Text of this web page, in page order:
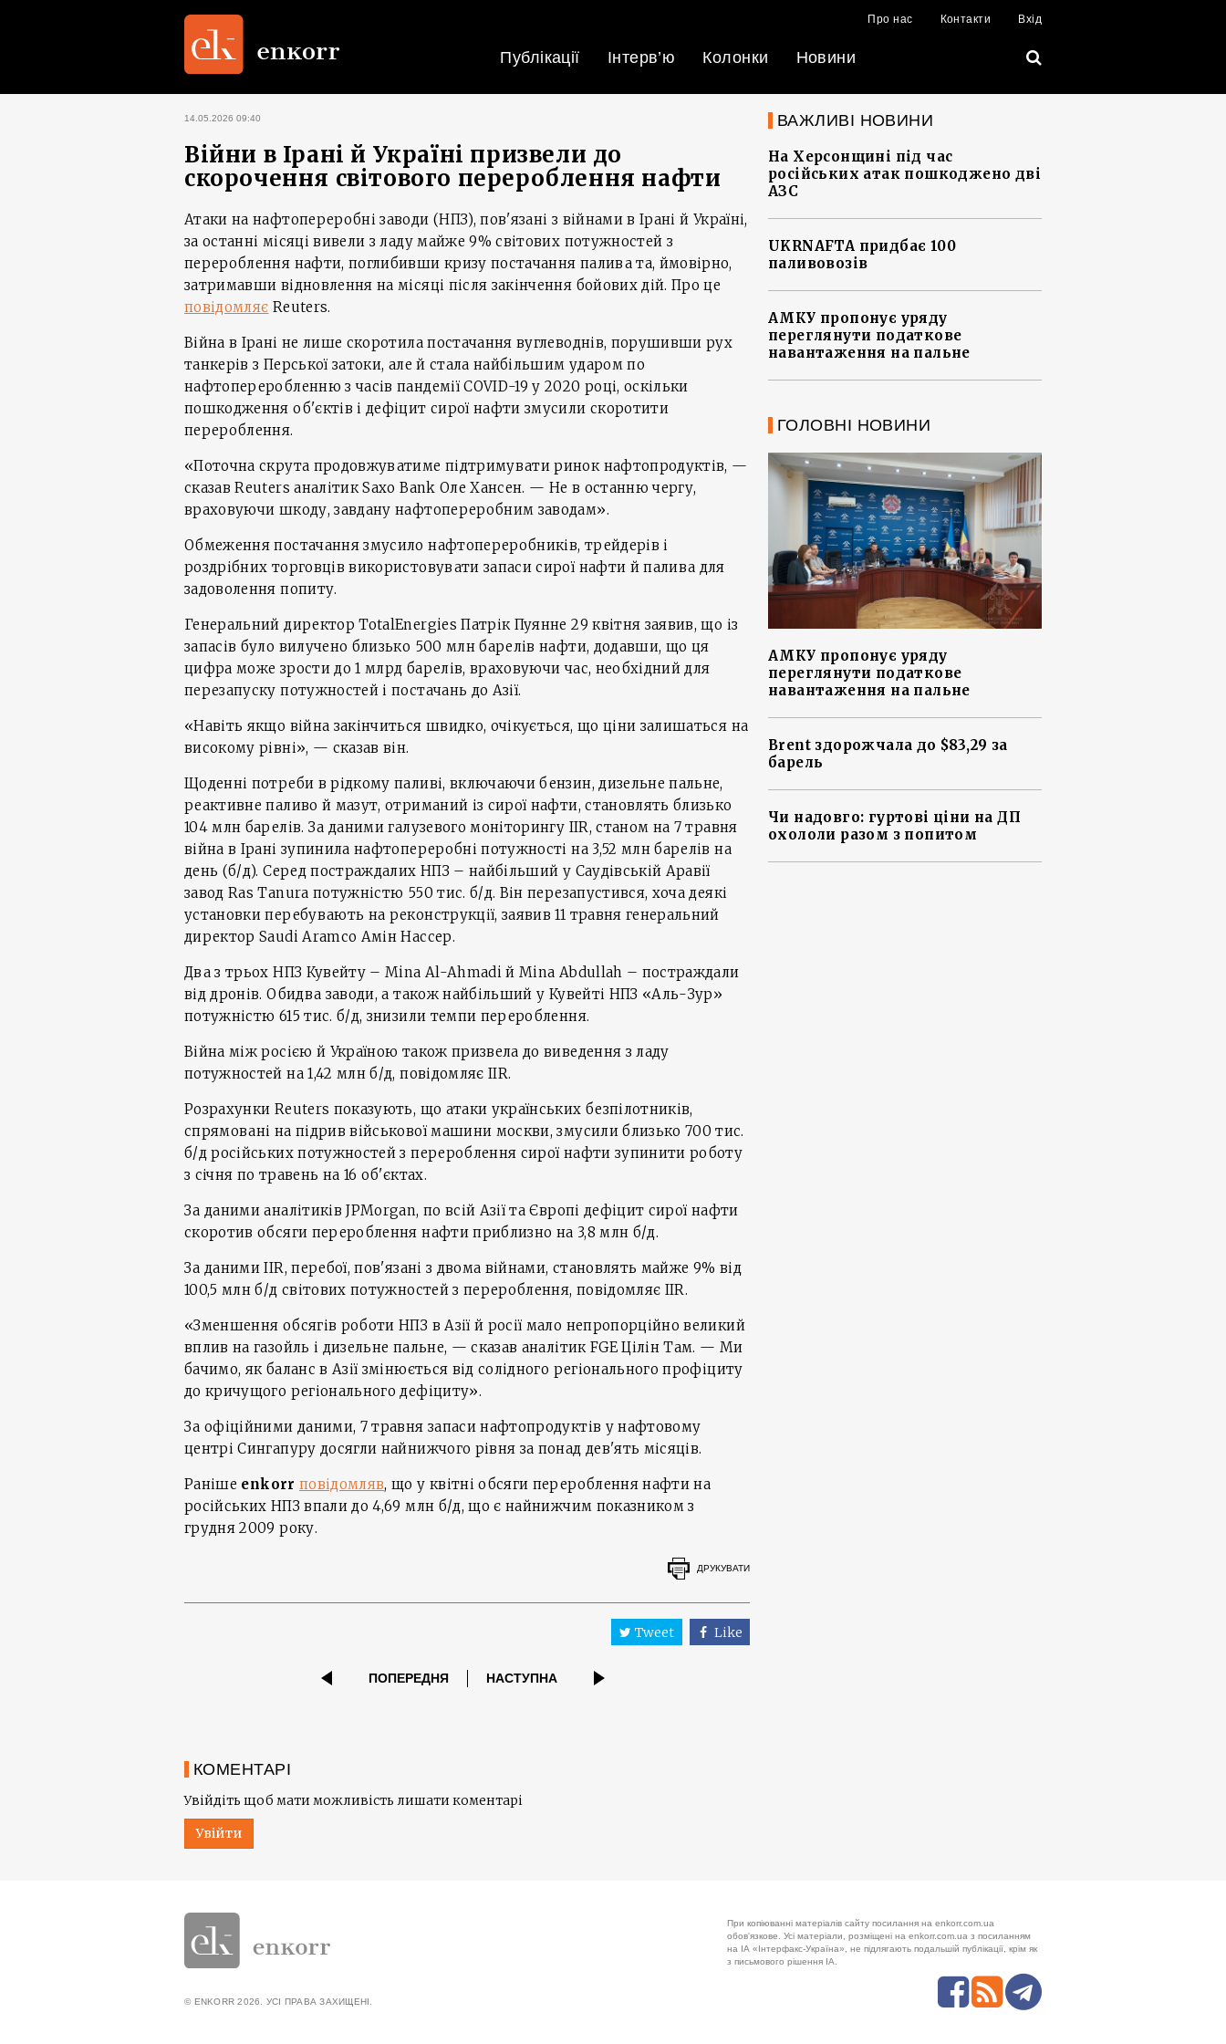
Про нас Контакти Вхід
Публікації Інтерв’ю Колонки Новини
14.05.2026 09:40
Війни в Ірані й Україні призвели до
скорочення світового перероблення нафти
Атаки на нафтопереробні заводи (НПЗ), пов'язані з війнами в Ірані й Україні,
за останні місяці вивели з ладу майже 9% світових потужностей з
перероблення нафти, поглибивши кризу постачання палива та, ймовірно,
затримавши відновлення на місяці після закінчення бойових дій. Про це
повідомляє Reuters.
Війна в Ірані не лише скоротила постачання вуглеводнів, порушивши рух
танкерів з Перської затоки, але й стала найбільшим ударом по
нафтопереробленню з часів пандемії COVID-19 у 2020 році, оскільки
пошкодження об'єктів і дефіцит сирої нафти змусили скоротити
перероблення.
«Поточна скрута продовжуватиме підтримувати ринок нафтопродуктів, —
сказав Reuters аналітик Saxo Bank Оле Хансен. — Не в останню чергу,
враховуючи шкоду, завдану нафтопереробним заводам».
Обмеження постачання змусило нафтопереробників, трейдерів і
роздрібних торговців використовувати запаси сирої нафти й палива для
задоволення попиту.
Генеральний директор TotalEnergies Патрік Пуянне 29 квітня заявив, що із
запасів було вилучено близько 500 млн барелів нафти, додавши, що ця
цифра може зрости до 1 млрд барелів, враховуючи час, необхідний для
перезапуску потужностей і постачань до Азії.
«Навіть якщо війна закінчиться швидко, очікується, що ціни залишаться на
високому рівні», — сказав він.
Щоденні потреби в рідкому паливі, включаючи бензин, дизельне пальне,
реактивне паливо й мазут, отриманий із сирої нафти, становлять близько
104 млн барелів. За даними галузевого моніторингу IIR, станом на 7 травня
війна в Ірані зупинила нафтопереробні потужності на 3,52 млн барелів на
день (б/д). Серед постраждалих НПЗ – найбільший у Саудівській Аравії
завод Ras Tanura потужністю 550 тис. б/д. Він перезапустився, хоча деякі
установки перебувають на реконструкції, заявив 11 травня генеральний
директор Saudi Aramco Амін Нассер.
Два з трьох НПЗ Кувейту – Mina Al-Ahmadi й Mina Abdullah – постраждали
від дронів. Обидва заводи, а також найбільший у Кувейті НПЗ «Аль-Зур»
потужністю 615 тис. б/д, знизили темпи перероблення.
Війна між росією й Україною також призвела до виведення з ладу
потужностей на 1,42 млн б/д, повідомляє IIR.
Розрахунки Reuters показують, що атаки українських безпілотників,
спрямовані на підрив військової машини москви, змусили близько 700 тис.
б/д російських потужностей з перероблення сирої нафти зупинити роботу
з січня по травень на 16 об'єктах.
За даними аналітиків JPMorgan, по всій Азії та Європі дефіцит сирої нафти
скоротив обсяги перероблення нафти приблизно на 3,8 млн б/д.
За даними IIR, перебої, пов'язані з двома війнами, становлять майже 9% від
100,5 млн б/д світових потужностей з перероблення, повідомляє IIR.
«Зменшення обсягів роботи НПЗ в Азії й росії мало непропорційно великий
вплив на газойль і дизельне пальне, — сказав аналітик FGE Цілін Там. — Ми
бачимо, як баланс в Азії змінюється від солідного регіонального профіциту
до кричущого регіонального дефіциту».
За офіційними даними, 7 травня запаси нафтопродуктів у нафтовому
центрі Сингапуру досягли найнижчого рівня за понад дев'ять місяців.
Раніше enkorr повідомляв, що у квітні обсяги перероблення нафти на
російських НПЗ впали до 4,69 млн б/д, що є найнижчим показником з
грудня 2009 року.
ДРУКУВАТИ
Tweet Like
ПОПЕРЕДНЯ НАСТУПНА
КОМЕНТАРІ
Увійдіть щоб мати можливість лишати коментарі
Увійти
ВАЖЛИВІ НОВИНИ
На Херсонщині під час
російських атак пошкоджено дві
АЗС
UKRNAFTA придбає 100
паливовозів
АМКУ пропонує уряду
переглянути податкове
навантаження на пальне
ГОЛОВНІ НОВИНИ
АМКУ пропонує уряду
переглянути податкове
навантаження на пальне
Brent здорожчала до $83,29 за
барель
Чи надовго: гуртові ціни на ДП
охололи разом з попитом
При копіюванні матеріалів сайту посилання на enkorr.com.ua
обов'язкове. Усі матеріали, розміщені на enkorr.com.ua з посиланням
на ІА «Інтерфакс-Україна», не підлягають подальшій публікації, крім як
з письмового рішення ІА.
© ENKORR 2026. УСІ ПРАВА ЗАХИЩЕНІ.